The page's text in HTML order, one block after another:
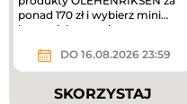
ponad 170 zł i wybierz mini
krem pielęgnacyjny w
DO 16.08.2026 23:59
SKORZYSTAJ